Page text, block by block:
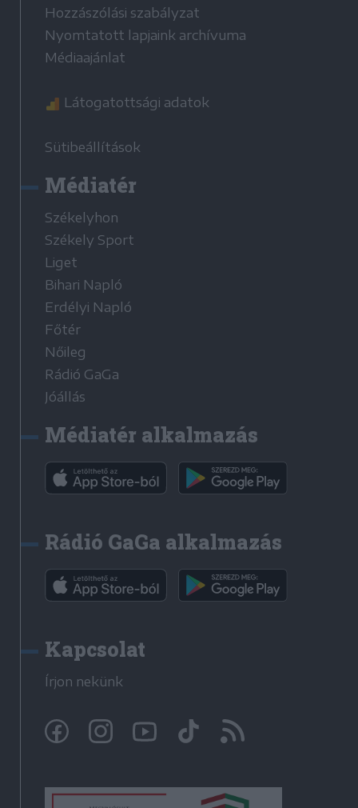
Hozzászólási szabályzat
Nyomtatott lapjaink archívuma
Médiaajánlat
Látogatottsági adatok
Sütibeállítások
Médiatér
Székelyhon
Székely Sport
Liget
Bihari Napló
Erdélyi Napló
Főtér
Nőileg
Rádió GaGa
Jóállás
Médiatér alkalmazás
Rádió GaGa alkalmazás
Kapcsolat
Írjon nekünk